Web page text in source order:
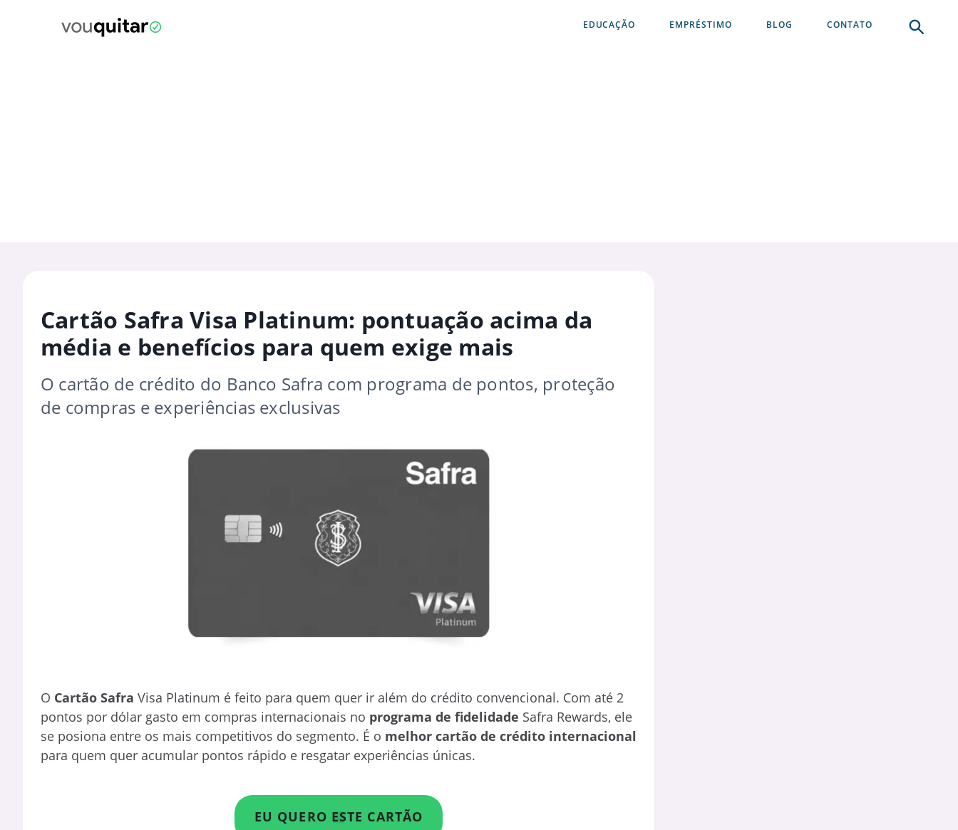
EDUCAÇÃO EMPRÉSTIMO BLOG CONTATO
Cartão Safra Visa Platinum: pontuação acima da
média e benefícios para quem exige mais
O cartão de crédito do Banco Safra com programa de pontos, proteção
de compras e experiências exclusivas
O Cartão Safra Visa Platinum é feito para quem quer ir além do crédito convencional. Com até 2
pontos por dólar gasto em compras internacionais no programa de fidelidade Safra Rewards, ele
se posiona entre os mais competitivos do segmento. É o melhor cartão de crédito internacional
para quem quer acumular pontos rápido e resgatar experiências únicas.
EU QUERO ESTE CARTÃO